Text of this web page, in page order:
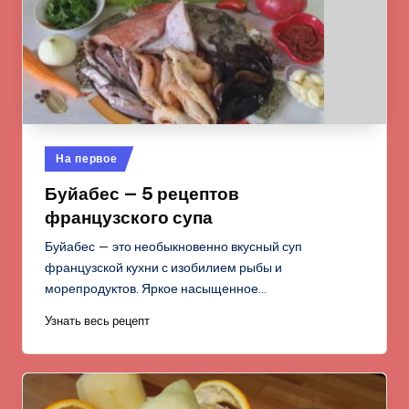
Опубликовано
в
На первое
Буйабес — 5 рецептов
французского супа
Буйабес — это необыкновенно вкусный суп
французской кухни с изобилием рыбы и
морепродуктов. Яркое насыщенное…
Узнать весь рецепт